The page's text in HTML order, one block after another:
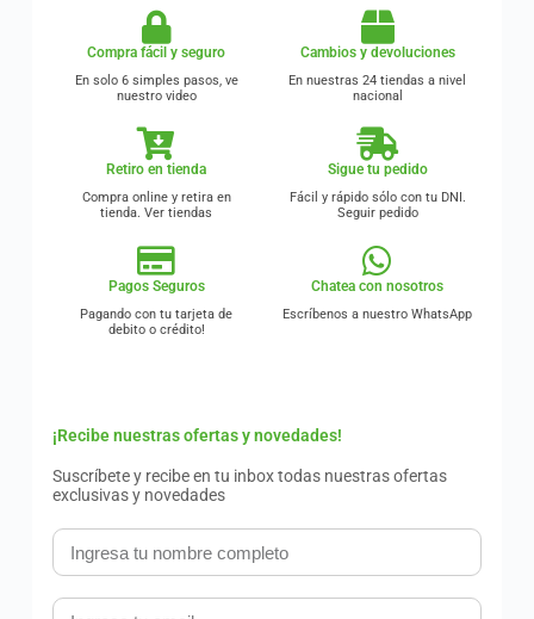
Compra fácil y seguro
En solo 6 simples pasos, ve
nuestro video
Retiro en tienda
Compra online y retira en
tienda. Ver tiendas
Pagos Seguros
Pagando con tu tarjeta de
debito o crédito!
Cambios y devoluciones
En nuestras 24 tiendas a nivel
nacional
Sigue tu pedido
Fácil y rápido sólo con tu DNI.
Seguir pedido
Chatea con nosotros
Escríbenos a nuestro WhatsApp
¡Recibe nuestras ofertas y novedades!
Suscríbete y recibe en tu inbox todas nuestras ofertas
exclusivas y novedades